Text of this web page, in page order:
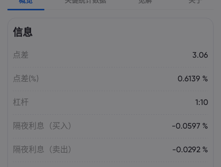
US Government Shutdown Threatens
October Inflation Data Release
US-EU Relations: Russia Sanctions Unite
Emma Rose
Overheating, U.S. Trade Policy Risk
信息
点差 3.06
点差(%) 0.6139 %
杠杆 1:10
隔夜利息（买入） -0.0597 %
隔夜利息（卖出） -0.0292 %